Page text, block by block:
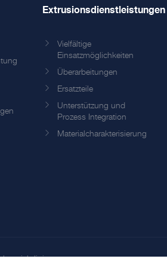
Extrusionsdienstleistungen
Vielfältige
Einsatzmöglichkeiten
Überarbeitungen
Ersatzteile
Unterstützung und
Prozess Integration
Materialcharakterisierung